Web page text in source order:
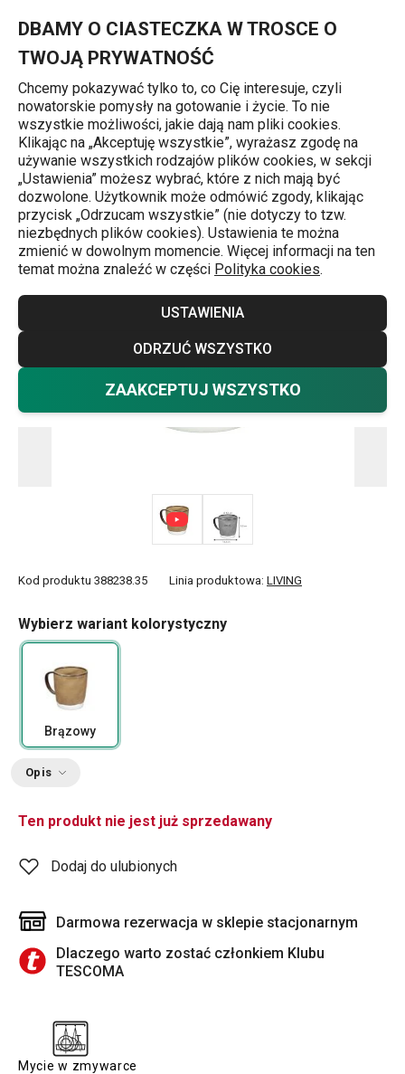
DBAMY O CIASTECZKA W TROSCE O
TWOJĄ PRYWATNOŚĆ
Chcemy pokazywać tylko to, co Cię interesuje, czyli
nowatorskie pomysły na gotowanie i życie. To nie
wszystkie możliwości, jakie dają nam pliki cookies.
Klikając na „Akceptuję wszystkie”, wyrażasz zgodę na
używanie wszystkich rodzajów plików cookies, w sekcji
„Ustawienia” możesz wybrać, które z nich mają być
dozwolone. Użytkownik może odmówić zgody, klikając
przycisk „Odrzucam wszystkie” (nie dotyczy to tzw.
niezbędnych plików cookies). Ustawienia te można
zmienić w dowolnym momencie. Więcej informacji na ten
temat można znaleźć w części Polityka cookies.
USTAWIENIA
ODRZUĆ WSZYSTKO
ZAAKCEPTUJ WSZYSTKO
Strona główna
Kubek LIVING, brązowy
Kod produktu 388238.35 Linia produktowa: LIVING
Wybierz wariant kolorystyczny
Brązowy
Opis
Ten produkt nie jest już sprzedawany
Dodaj do ulubionych
Darmowa rezerwacja w sklepie stacjonarnym
Dlaczego warto zostać członkiem Klubu
TESCOMA
Mycie w zmywarce